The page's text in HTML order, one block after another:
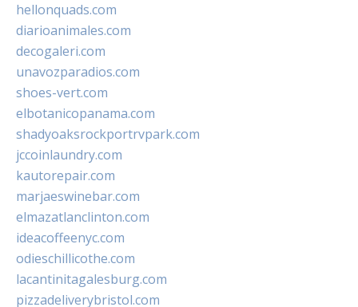
hellonquads.com
diarioanimales.com
decogaleri.com
unavozparadios.com
shoes-vert.com
elbotanicopanama.com
shadyoaksrockportrvpark.com
jccoinlaundry.com
kautorepair.com
marjaeswinebar.com
elmazatlanclinton.com
ideacoffeenyc.com
odieschillicothe.com
lacantinitagalesburg.com
pizzadeliverybristol.com